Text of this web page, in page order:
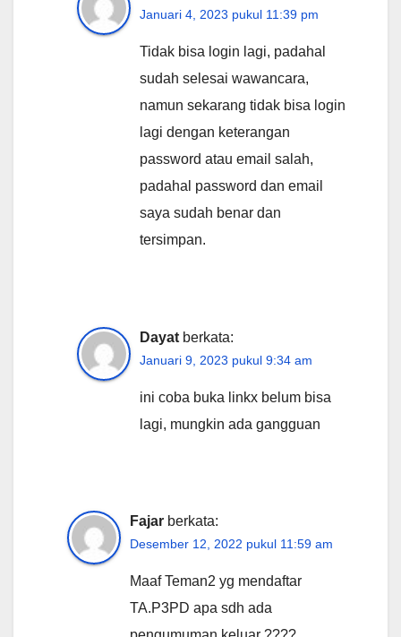
Januari 4, 2023 pukul 11:39 pm
Tidak bisa login lagi, padahal
sudah selesai wawancara,
namun sekarang tidak bisa login
lagi dengan keterangan
password atau email salah,
padahal password dan email
saya sudah benar dan
tersimpan.
Dayat berkata:
Januari 9, 2023 pukul 9:34 am
ini coba buka linkx belum bisa
lagi, mungkin ada gangguan
Fajar berkata:
Desember 12, 2022 pukul 11:59 am
Maaf Teman2 yg mendaftar
TA.P3PD apa sdh ada